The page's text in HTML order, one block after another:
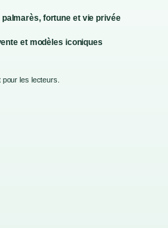
fortune et vie privée
et modèles iconiques
pour les lecteurs.